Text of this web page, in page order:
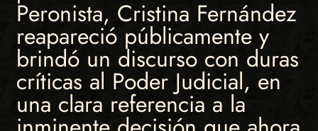
Peronista, Cristina Fernández
reapareció públicamente y
brindó un discurso con duras
críticas al Poder Judicial, en
una clara referencia a la